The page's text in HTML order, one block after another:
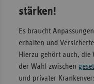
stärken!
Es braucht
erhalten und
Hierzu gehört auch,
der Wahl zwischen
und privater